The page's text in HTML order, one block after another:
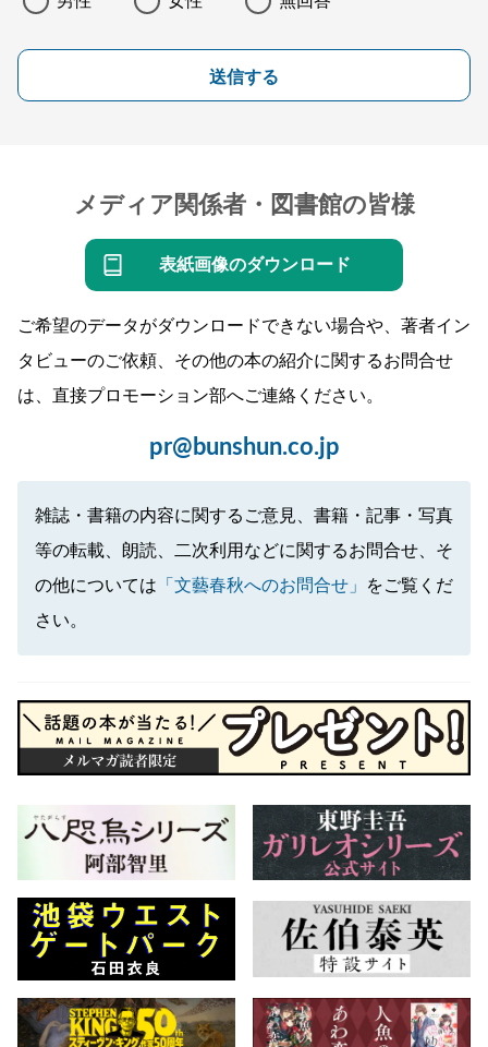
送信する
メディア関係者・図書館の皆様
表紙画像のダウンロード
ご希望のデータがダウンロードできない場合や、著者イン
タビューのご依頼、その他の本の紹介に関するお問合せ
は、直接プロモーション部へご連絡ください。
pr@bunshun.co.jp
雑誌・書籍の内容に関するご意見、書籍・記事・写真
等の転載、朗読、二次利用などに関するお問合せ、そ
の他については 「文藝春秋へのお問合せ」
をご覧くだ
さい。